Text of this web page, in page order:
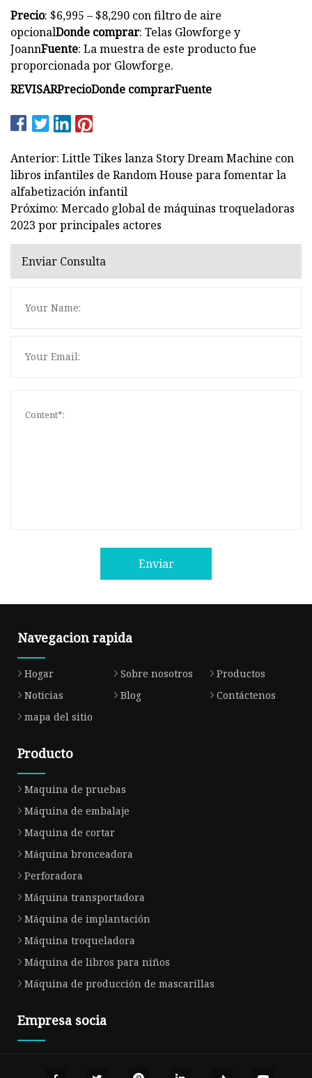
Precio: $6,995 – $8,290 con filtro de aire
opcionalDonde comprar: Telas Glowforge y
JoannFuente: La muestra de este producto fue
proporcionada por Glowforge.
REVISARPrecioDonde comprarFuente
Anterior: Little Tikes lanza Story Dream Machine con
libros infantiles de Random House para fomentar la
alfabetización infantil
Próximo: Mercado global de máquinas troqueladoras
2023 por principales actores
Enviar Consulta
Enviar
Navegacion rapida
Hogar Sobre nosotros
Productos
Noticias
Blog
Contáctenos
mapa del sitio
Producto
Maquina de pruebas
Máquina de embalaje
Maquina de cortar
Máquina bronceadora
Perforadora
Máquina transportadora
Máquina de implantación
Máquina troqueladora
Máquina de libros para niños
Máquina de producción de mascarillas
Empresa socia